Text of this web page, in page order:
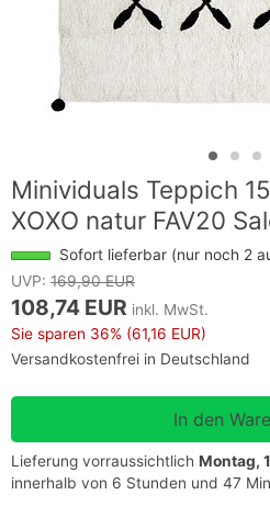
Minividuals Teppich
XOXO natur FAV20
Sofort lieferbar (nur noch 2
UVP: 169,90 EUR
108,74 EUR inkl. MwSt.
Sie sparen 36% (61,16 EUR)
Versandkostenfrei in Deutschland
Lieferung vorraussichtlich Montag,
innerhalb von 6 Stunden und 47